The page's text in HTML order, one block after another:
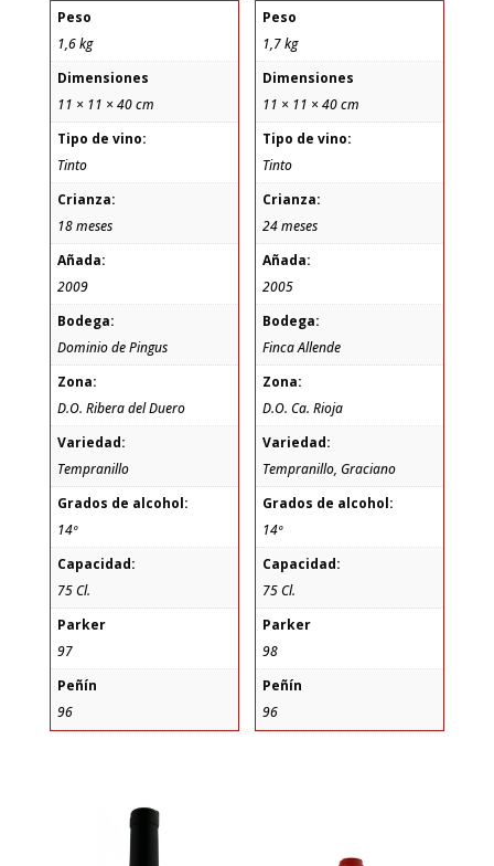
Peso
1,6 kg
Dimensiones
11 × 11 × 40 cm
Tipo de vino:
Tinto
Crianza:
18 meses
Añada:
2009
Bodega:
Dominio de Pingus
Zona:
D.O. Ribera del Duero
Variedad:
Tempranillo
Grados de alcohol:
14º
Capacidad:
75 Cl.
Parker
97
Peñín
96
Peso
1,7 kg
Dimensiones
11 × 11 × 40 cm
Tipo de vino:
Tinto
Crianza:
24 meses
Añada:
2005
Bodega:
Finca Allende
Zona:
D.O. Ca. Rioja
Variedad:
Tempranillo, Graciano
Grados de alcohol:
14º
Capacidad:
75 Cl.
Parker
98
Peñín
96